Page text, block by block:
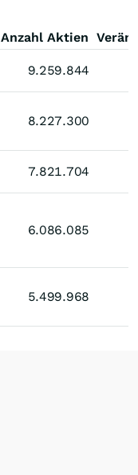
Anzahl Aktien
9.259.844
8.227.300
7.821.704
6.086.085
5.499.968